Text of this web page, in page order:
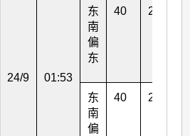
24/9 01:53
东
南
偏
东
40 24/9
东
南
偏
40 24/9